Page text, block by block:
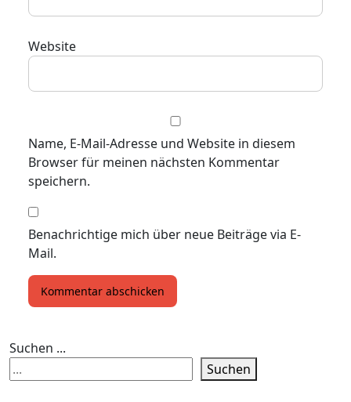
Website
Name, E-Mail-Adresse und Website in diesem
Browser für meinen nächsten Kommentar
speichern.
Benachrichtige mich über neue Beiträge via E-
Mail.
Suchen ...
Suchen